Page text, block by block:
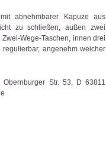
abnehmbarer Kapuze aus
zu schließen, außen zwei
Wege-Taschen, innen drei
angenehm weicher
Obernburger Str. 53, D 63811